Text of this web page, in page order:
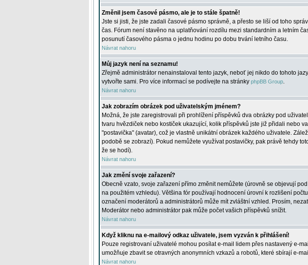
Změnil jsem časové pásmo, ale je to stále špatně!
Jste si jisti, že jste zadali časové pásmo správně, a přesto se liší od toho
čas. Fórum není stavěno na uplatňování rozdílu mezi standardním a letním
posunutí časového pásma o jednu hodinu po dobu trvání letního času.
Návrat nahoru
Můj jazyk není na seznamu!
Zřejmě administrátor nenainstaloval tento jazyk, neboť jej nikdo do tohoto
vytvořte sami. Pro více informací se podívejte na stránky phpBB Group.
Návrat nahoru
Jak zobrazím obrázek pod uživatelským jménem?
Možná, že jste zaregistrovali při prohlížení příspěvků dva obrázky pod
tvaru hvězdiček nebo kostiček ukazující, kolik příspěvků jste již přidali nebo
"postavička" (avatar), což je vlastně unikátní obrázek každého uživatele.
podobě se zobrazí). Pokud nemůžete využívat postavičky, pak právě tehdy
že se hodí).
Návrat nahoru
Jak změní svoje zařazení?
Obecně vzato, svoje zařazení přímo změnit nemůžete (úrovně se objevují
na použitém vzhledu). Většina fór používají hodnocení úrovní k rozlišení
označení moderátorů a administrátorů může mít zvláštní vzhled. Prosím,
Moderátor nebo administrátor pak může počet vašich příspěvků snížit.
Návrat nahoru
Když kliknu na e-mailový odkaz uživatele, jsem vyzván k přihlášení!
Pouze registrovaní uživatelé mohou posílat e-mail lidem přes nastavený e-
umožňuje zbavit se otravných anonymních vzkazů a robotů, které sbírají e-
Návrat nahoru